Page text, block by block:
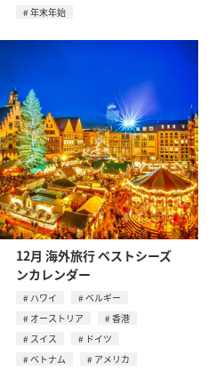
年末年始
12月 海外旅行 ベストシーズ
ンカレンダー
ハワイ
ベルギー
オーストリア
香港
スイス
ドイツ
ベトナム
アメリカ